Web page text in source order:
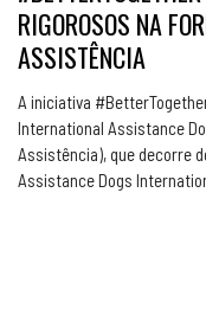
RIGOROSOS NA
ASSISTÊNCIA
A iniciativa
International Assistance
Assistência), que decorre
Assistance Dogs